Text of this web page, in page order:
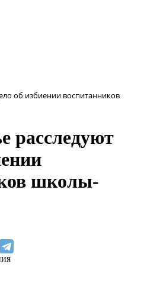
об избиении воспитанников
расследуют
школы-